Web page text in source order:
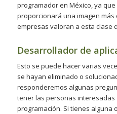
programador en México, ya
proporcionará una imagen más
empresas valoran a esta clase
Desarrollador de
Esto se puede hacer varias
se hayan eliminado o
responderemos algunas
tener las personas interesadas
programación. Si tienes alguna